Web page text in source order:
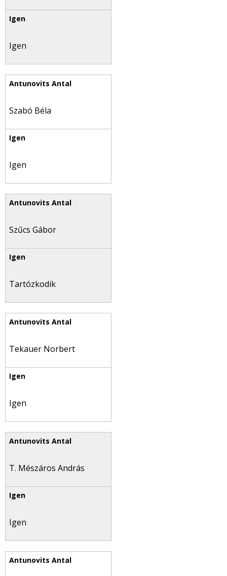
Igen
Szabó Béla
Igen
Szűcs Gábor
Tartózkodik
Tekauer Norbert
Igen
T. Mészáros András
Igen